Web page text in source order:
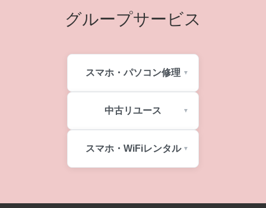
グループサービス
スマホ・パソコン修理
中古リユース
スマホ・WiFiレンタル